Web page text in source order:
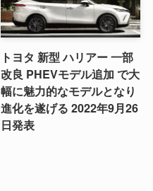
トヨタ 新型 ハリアー 一部
改良 PHEVモデル追加 で大
幅に魅力的なモデルとなり
進化を遂げる 2022年9月26
日発表